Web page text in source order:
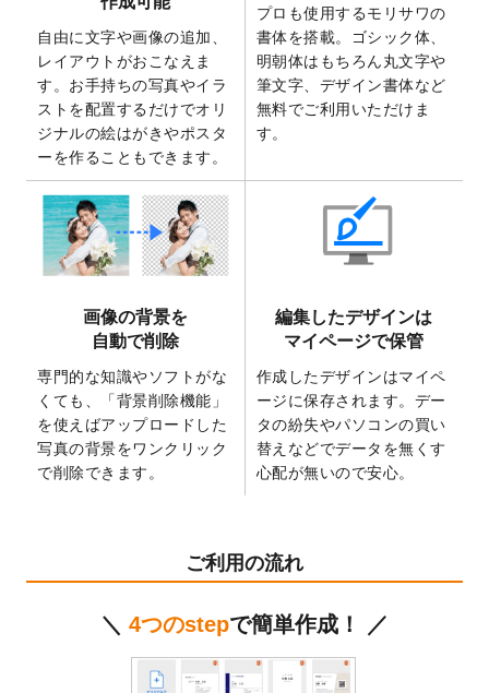
トを追加いたしました。
2025/6/30
暑中見舞いのデザインテンプレートを追加
しました。
2025/6/27
キャンバスプリントのデザインテンプレー
トを追加いたしました。
2025/6/24
2026年版1月始まりのカレンダーデザイン
テンプレートを公開いたしました。
2025/6/9
「背景削除機能
」を実装しました。
2025/4/3
DMのデザインテンプレートを追加しまし
た。
を追加しました。
マスキングテープのデザインテンプレート
を追加しました。
2025/1/15
配置できるデータ形式が増えました。
（pdf、psd、eps、tifに対応）
2024/12/24
2025年版4月始まりのカレンダーデザイン
箔押し年賀状のデザインテンプレート
ステッカーのデザインテンプレート
しました。
2025年巳年の年賀状デザインテンプレート
自由に文字や画像の追加、
レイアウトがおこなえま
す。お手持ちの写真やイラ
ストを配置するだけでオリ
ジナルの絵はがきやポスタ
ーを作ることもできます。
プロも使用するモリサワの
書体を搭載。ゴシック体、
明朝体はもちろん丸文字や
筆文字、デザイン書体など
無料でご利用いただけま
す。
画像の背景を
自動で削除
専門的な知識やソフトがな
くても、「背景削除機能」
を使えばアップロードした
写真の背景をワンクリック
で削除できます。
編集したデザインは
マイページで保管
作成したデザインはマイペ
ージに保存されます。デー
タの紛失やパソコンの買い
替えなどでデータを無くす
心配が無いので安心。
ご利用の流れ
＼ 4つのstepで簡単作成！ ／